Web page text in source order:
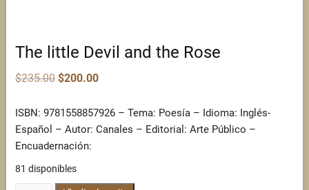
The little Devil and the Rose
$235.00 Original
price
$235.00.
$200.00Current
$200.00.
ISBN: 9781558857926 – Tema: Poesía – Idioma: Inglés-
Español – Autor: Canales – Editorial: Arte Público –
Encuadernación:
81 disponibles